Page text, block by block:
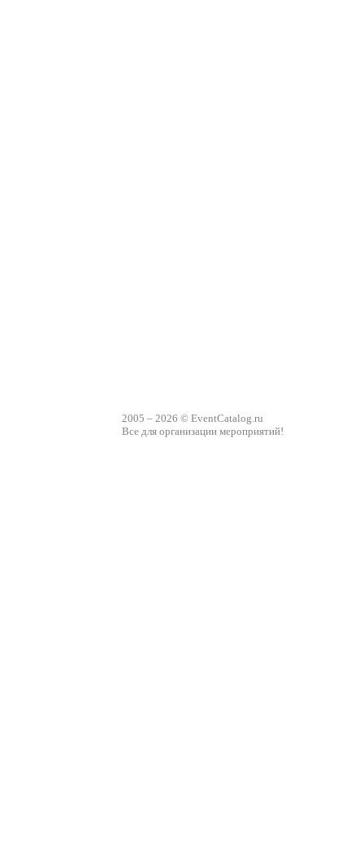
2005 – 2026 © EventCatalog.ru
Все для организации мероприятий!